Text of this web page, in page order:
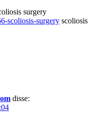
surgery
scoliosis-surgery scoliosis
disse: